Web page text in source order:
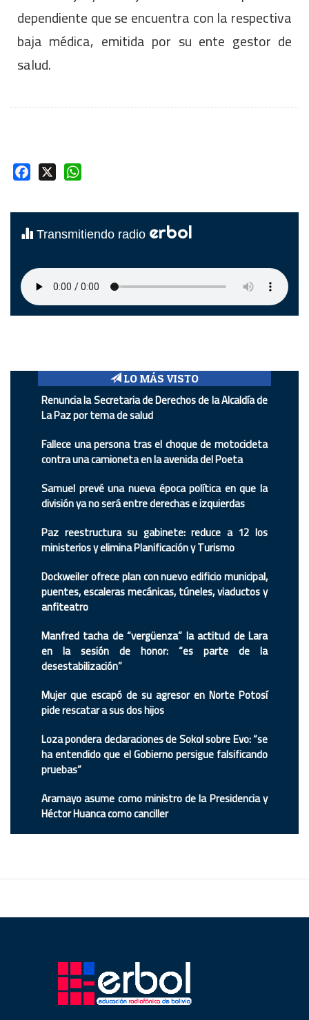
dependiente que se encuentra con la respectiva
baja médica, emitida por su ente gestor de
salud.
Facebook
Transmitiendo radio erbol
LO MÁS VISTO
Renuncia la Secretaria de Derechos de la Alcaldía de
La Paz por tema de salud
Fallece una persona tras el choque de motocicleta
contra una camioneta en la avenida del Poeta
Samuel prevé una nueva época política en que la
división ya no será entre derechas e izquierdas
Paz reestructura su gabinete: reduce a 12 los
ministerios y elimina Planificación y Turismo
Dockweiler ofrece plan con nuevo edificio municipal,
puentes, escaleras mecánicas, túneles, viaductos y
anfiteatro
Manfred tacha de “vergüenza” la actitud de Lara
en la sesión de honor: “es parte de la
desestabilización”
Mujer que escapó de su agresor en Norte Potosí
pide rescatar a sus dos hijos
Loza pondera declaraciones de Sokol sobre Evo: “se
ha entendido que el Gobierno persigue falsificando
pruebas”
Aramayo asume como ministro de la Presidencia y
Héctor Huanca como canciller